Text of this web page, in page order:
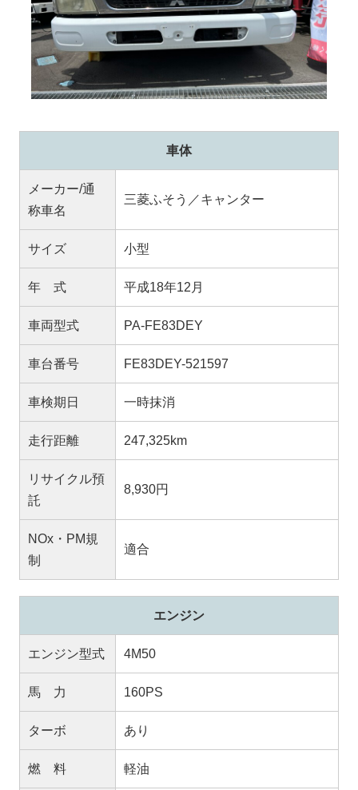
車体
メーカー/通
称車名
三菱ふそう／キャンター
サイズ 小型
年 式 平成18年12月
車両型式 PA-FE83DEY
車台番号 FE83DEY-521597
車検期日 一時抹消
走行距離 247,325km
リサイクル預
託
8,930円
NOx・PM規
制
適合
エンジン
エンジン型式 4M50
馬 力 160PS
ターボ あり
燃 料 軽油